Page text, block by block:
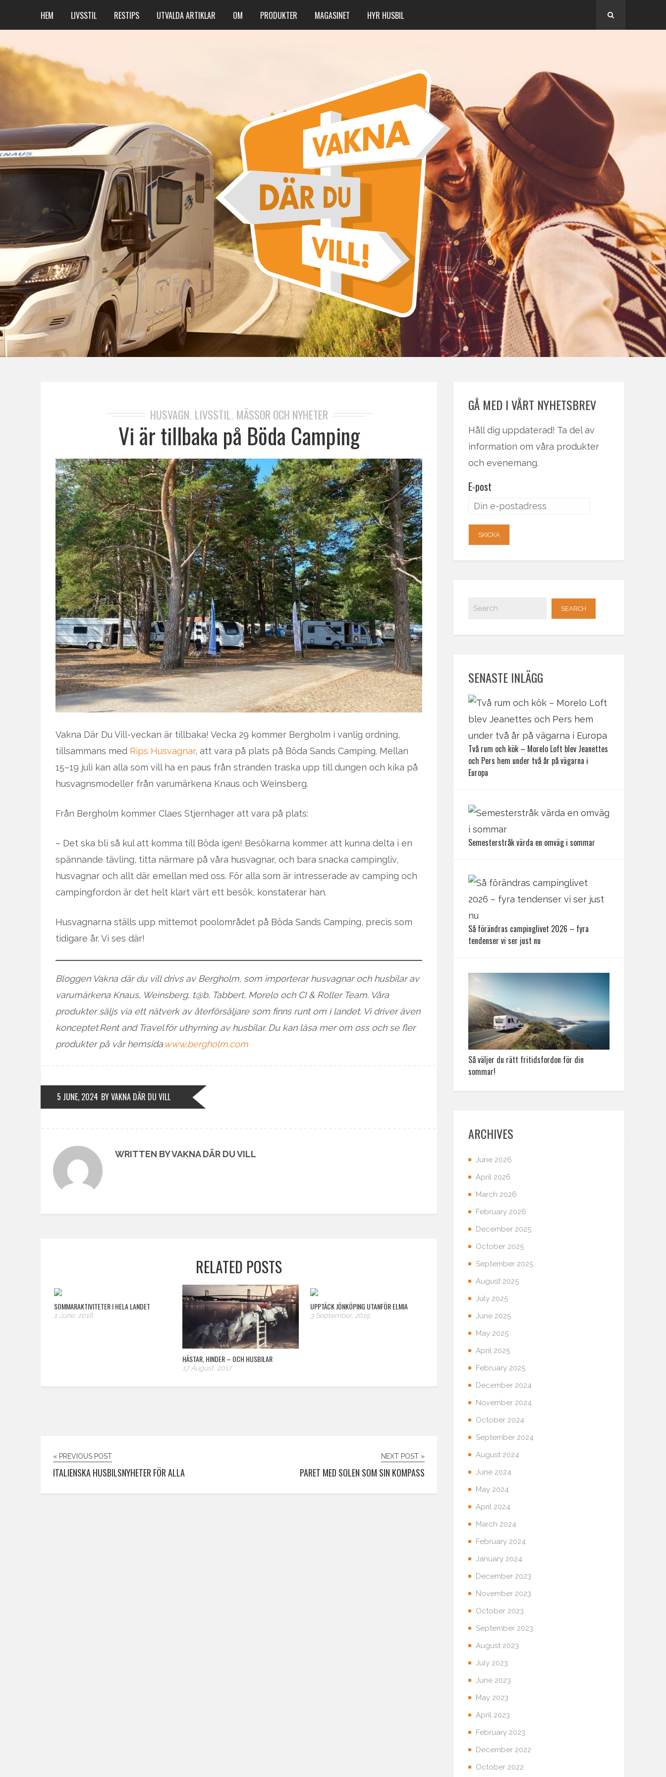
HEM LIVSSTIL RESTIPS UTVALDA ARTIKLAR OM PRODUKTER MAGASINET HYR HUSBIL
HUSVAGN, LIVSSTIL, MÄSSOR OCH NYHETER
Vi är tillbaka på Böda Camping
Vakna Där Du Vill-veckan är tillbaka! Vecka 29 kommer Bergholm i vanlig ordning,
tillsammans med Rips Husvagnar, att vara på plats på Böda Sands Camping. Mellan
15–19 juli kan alla som vill ha en paus från stranden traska upp till dungen och kika på
husvagnsmodeller från varumärkena Knaus och Weinsberg.
Från Bergholm kommer Claes Stjernhager att vara på plats:
– Det ska bli så kul att komma till Böda igen! Besökarna kommer att kunna delta i en
spännande tävling, titta närmare på våra husvagnar, och bara snacka campingliv,
husvagnar och allt där emellan med oss. För alla som är intresserade av camping och
campingfordon är det helt klart värt ett besök, konstaterar han.
Husvagnarna ställs upp mittemot poolområdet på Böda Sands Camping, precis som
tidigare år. Vi ses där!
Bloggen Vakna där du vill drivs av Bergholm, som importerar husvagnar och husbilar av
varumärkena Knaus, Weinsberg, t@b, Tabbert, Morelo och CI & Roller Team. Våra
produkter säljs via ett nätverk av återförsäljare som finns runt om i landet. Vi driver även
konceptet Rent and Travel för uthyrning av husbilar. Du kan läsa mer om oss och se fler
produkter på vår hemsidawww.bergholm.com
5 JUNE, 2024 BY VAKNA DÄR DU VILL
WRITTEN BY VAKNA DÄR DU VILL
RELATED POSTS
SOMMARAKTIVITETER I HELA LANDET
1 June, 2018
HÄSTAR, HINDER – OCH HUSBILAR
17 August, 2017
UPPTÄCK JÖNKÖPING UTANFÖR ELMIA
3 September, 2019
« PREVIOUS POST
ITALIENSKA HUSBILSNYHETER FÖR ALLA
NEXT POST »
PARET MED SOLEN SOM SIN KOMPASS
GÅ MED I VÅRT NYHETSBREV
Håll dig uppdaterad! Ta del av
information om våra produkter
och evenemang.
E-post
SENASTE INLÄGG
Två rum och kök – Morelo Loft blev Jeanettes
och Pers hem under två år på vägarna i
Europa
Semesterstråk värda en omväg i sommar
Så förändras campinglivet 2026 – fyra
tendenser vi ser just nu
Så väljer du rätt fritidsfordon för din
sommar!
ARCHIVES
June 2026
April 2026
March 2026
February 2026
December 2025
October 2025
September 2025
August 2025
July 2025
June 2025
May 2025
April 2025
February 2025
December 2024
November 2024
October 2024
September 2024
August 2024
June 2024
May 2024
April 2024
March 2024
February 2024
January 2024
December 2023
November 2023
October 2023
September 2023
August 2023
July 2023
June 2023
May 2023
April 2023
February 2023
December 2022
October 2022